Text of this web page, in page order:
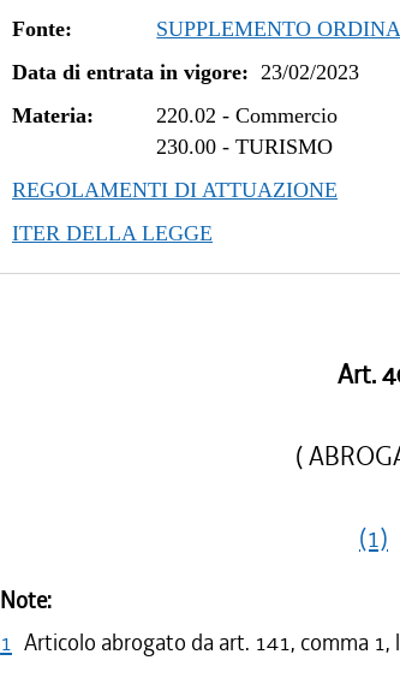
Fonte:
SUPPLEMENTO
Data di entrata in vigore: 23/02/2023
Materia:
220.02 -Commercio
230.00 -TURISMO
REGOLAMENTI DI ATTUAZIONE
ITER DELLA LEGGE
Art.
(
(1)
Note:
1 Articolo abrogato da art. 141, comma